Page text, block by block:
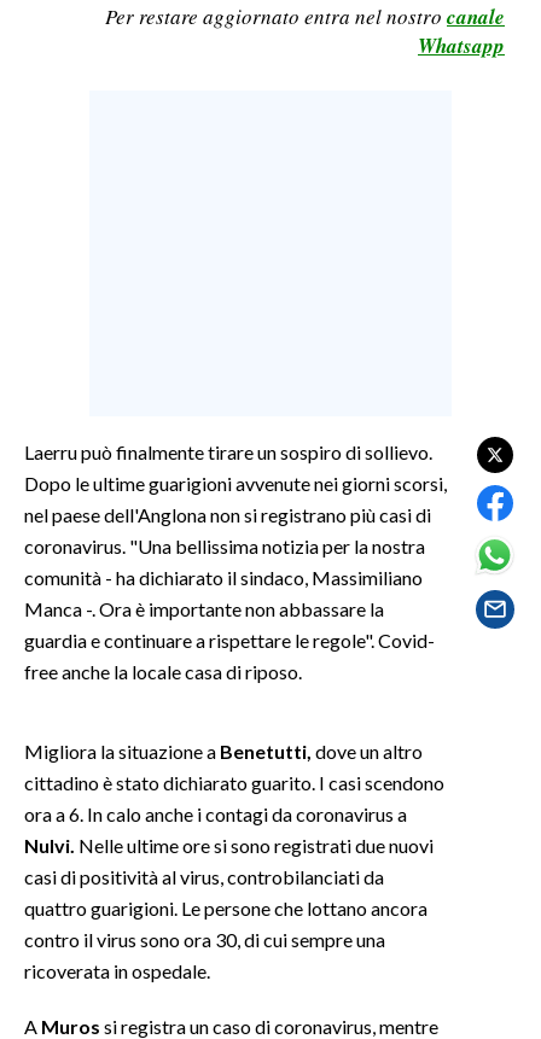
CULTURA
SPETTACOLI
SARDEGNA TURISMO
NOTIZIE
EVENTI
#CARAUNIONE
3 MINUTI CON
Per restare aggiornato entra nel nostro canale
Whatsapp
Laerru può finalmente tirare un sospiro di sollievo.
Dopo le ultime guarigioni avvenute nei giorni scorsi,
nel paese dell'Anglona non si registrano più casi di
coronavirus. "Una bellissima notizia per la nostra
comunità - ha dichiarato il sindaco, Massimiliano
Manca -. Ora è importante non abbassare la
guardia e continuare a rispettare le regole". Covid-
free anche la locale casa di riposo.
Migliora la situazione a Benetutti, dove un altro
cittadino è stato dichiarato guarito. I casi scendono
ora a 6. In calo anche i contagi da coronavirus a
Nulvi. Nelle ultime ore si sono registrati due nuovi
casi di positività al virus, controbilanciati da
quattro guarigioni. Le persone che lottano ancora
contro il virus sono ora 30, di cui sempre una
ricoverata in ospedale.
A Muros si registra un caso di coronavirus, mentre